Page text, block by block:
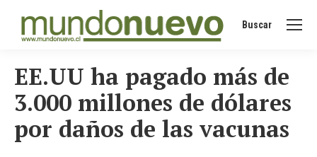
Buscar:
Buscar
EE.UU ha pagado más de
3.000 millones de dólares
por daños de las vacunas